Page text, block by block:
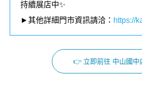
持續展店中✨
►其他詳細門市資訊請洽： https://
👉 立即前往 中山國中